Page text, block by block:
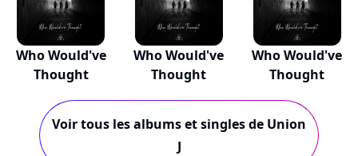
Who Would've
Thought
Who Would've
Thought
Who Would've
Thought
Voir tous les albums et singles de Union
J